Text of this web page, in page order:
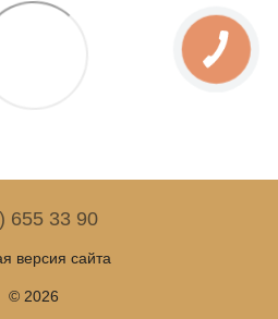
655 33 90
версия сайта
© 2026